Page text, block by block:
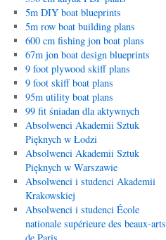
5m DIY boat blueprints
5m row boat building plans
600 cm fishing jon boat plans
67m jon boat design blueprints
9 foot plywood skiff plans
9 foot skiff boat plans
95m utility boat plans
99 fit śniadan dla aktywnych
Absolwenci Akademii Sztuk
Pięknych w Łodzi
Absolwenci Akademii Sztuk
Pięknych w Warszawie
Absolwenci i studenci Akademii
Krakowskiej
Absolwenci i studenci École
nationale supérieure des beaux-arts